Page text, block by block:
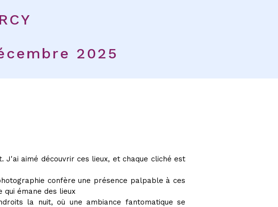
2025
aimé découvrir ces lieux, et chaque cliché est
confère une présence palpable à ces
émane des lieux
la nuit, où une ambiance fantomatique se